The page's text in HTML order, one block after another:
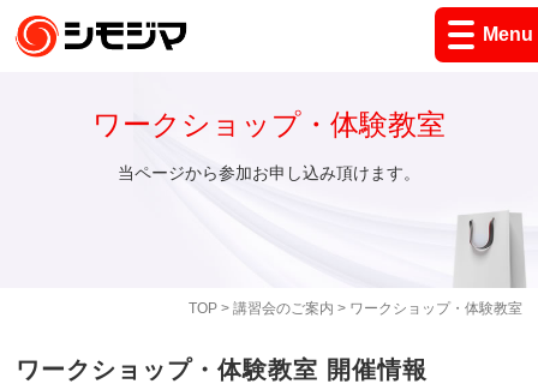
Menu
TOP> 講習会のご案内 > ワークショップ・体験教室
ワークショップ・体験教室
当ページから参加お申し込み頂けます。
ワークショップ・体験教室 開催情報